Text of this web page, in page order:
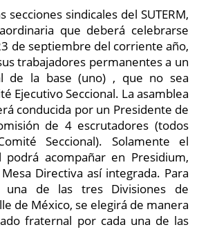
secciones sindicales del SUTERM,
que deberá celebrarse
de septiembre del corriente año,
trabajadores permanentes a un
de la base (uno) , que no sea
Ejecutivo Seccional. La asamblea
conducida por un Presidente de
de 4 escrutadores (todos
Seccional). Solamente el
podrá acompañar en Presidium,
Directiva así integrada. Para
de las tres Divisiones de
de México, se elegirá de manera
fraternal por cada una de las